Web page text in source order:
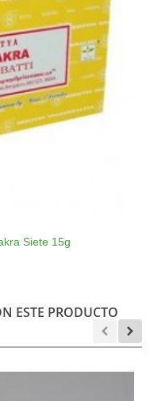
Siete 15g
ESTE PRODUCTO